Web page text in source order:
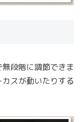
段階に調節できま
スが動いたりする